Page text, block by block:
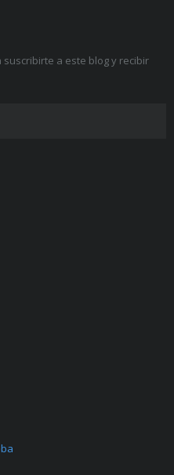
a este blog y recibir